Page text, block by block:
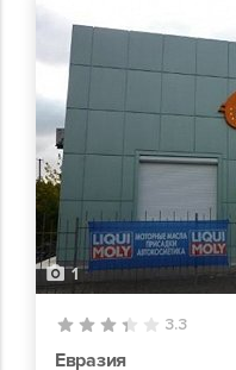
1
3.3
Евразия